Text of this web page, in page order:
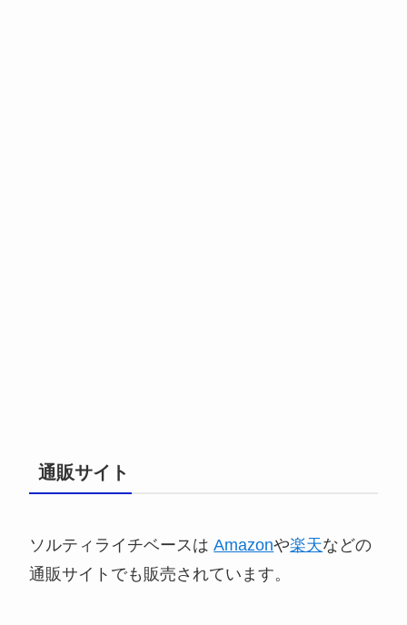
通販サイト
ソルティライチベースはAmazonや楽天などの
通販サイトでも販売されています。